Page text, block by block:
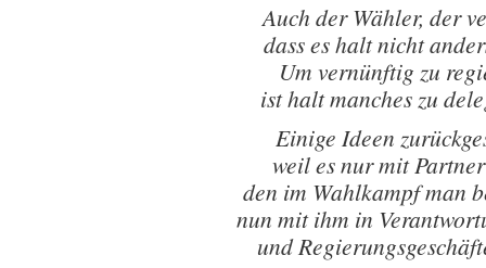
Auch der Wähler, der
dass es halt nicht
Um vernünftig zu
ist halt manches zu
Einige Ideen
weil es nur mit
den im Wahlkampf man
nun mit ihm in
und